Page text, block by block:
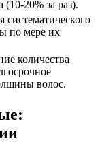
(10-20% за раз).
систематического
по мере их
количества
волос.